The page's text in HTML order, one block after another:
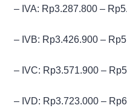
– IVA: Rp3.287.800 –
– IVB: Rp3.426.900 –
– IVC: Rp3.571.900 –
– IVD: Rp3.723.000 –